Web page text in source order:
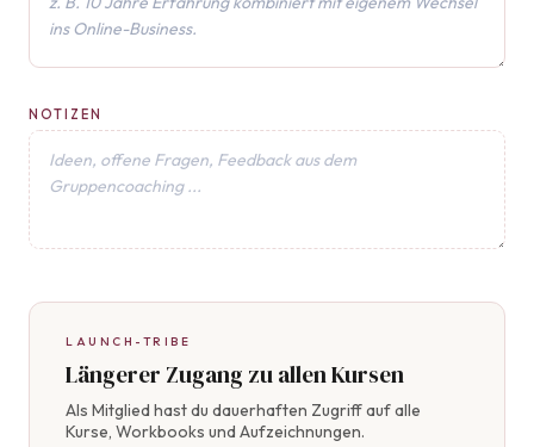
NOTIZEN
LAUNCH-TRIBE
Längerer Zugang zu allen Kursen
Als Mitglied hast du dauerhaften Zugriff auf alle
Kurse, Workbooks und Aufzeichnungen.